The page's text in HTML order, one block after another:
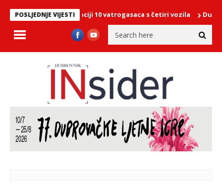
POSLJEDNJE VIJESTI
na intervenciji 10 vatrogasaca s četiri vozila Dubrovački